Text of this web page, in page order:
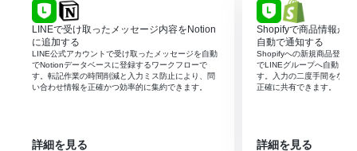
す。
次に、オペレーションでLINE公式アカウントを選択し、
「特定ユーザーのプロフィール情報を取得」アクションを
設定して、友だち追加したユーザーの情報を取得します。
最後に、オペレーションでAirtableを選択し、「レコード
を作成」アクションを設定し、取得したプロフィール情報
※「トリガー」：フロー起動のきっかけとなるアクション、「オ
LINEで受け取ったメッセージ内容をNotion
に追加する
LINE公式アカウントで受け取ったメッセージを自動
でNotionデータベースに登録するワークフローで
す。転記作業の時間削減と入力ミス防止により、問
い合わせ情報を正確かつ効率的に集約できます。
詳細を見る
Shopifyで商品情報が
自動で通知する
Shopifyへの新規商品登録
でLINEグループへ自動メ
す。入力の二度手間をなく
正確に共有できます。
詳細を見る